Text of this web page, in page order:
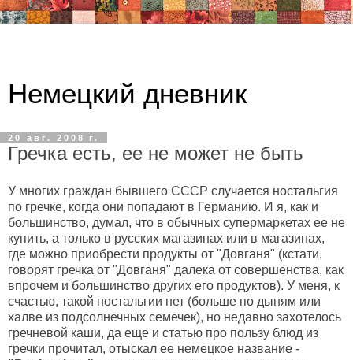
Немецкий дневник
20 авг. 2008 г.
Гречка есть, ее не может не быть
У многих граждан бывшего СССР случается ностальгия
по гречке, когда они попадают в Германию. И я, как и
большинство, думал, что в обычных супермаркетах ее не
купить, а только в русских магазинах или в магазинах,
где можно приобрести продукты от "Довганя" (кстати,
говорят гречка от "Довганя" далека от совершенства, как
впрочем и большинство других его продуктов). У меня, к
счастью, такой ностальгии нет (больше по дыням или
халве из подсолнечных семечек), но недавно захотелось
гречневой каши, да еще и статью про пользу блюд из
гречки прочитал, отыскал ее немецкое название -